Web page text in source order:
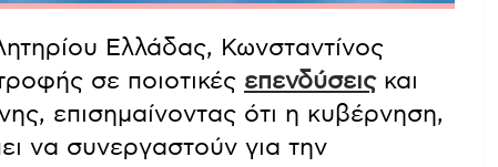
Ελλάδας, Κωνσταντίνος
σε ποιοτικές επενδύσειςκαι
επισημαίνοντας ότι η κυβέρνηση,
να συνεργαστούν για την